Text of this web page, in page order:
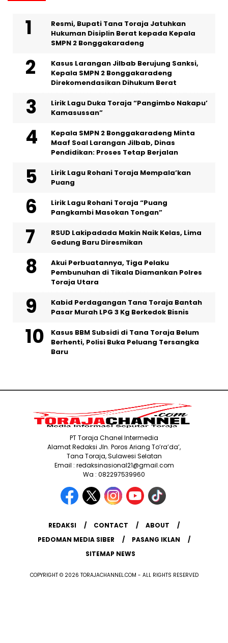
Resmi, Bupati Tana Toraja Jatuhkan
Hukuman Disiplin Berat kepada Kepala
SMPN 2 Bonggakaradeng
Kasus Larangan Jilbab Berujung Sanksi,
Kepala SMPN 2 Bonggakaradeng
Direkomendasikan Dihukum Berat
Lirik Lagu Duka Toraja “Pangimbo Nakapu’
Kamasussan”
Kepala SMPN 2 Bonggakaradeng Minta
Maaf Soal Larangan Jilbab, Dinas
Pendidikan: Proses Tetap Berjalan
Lirik Lagu Rohani Toraja Mempala’kan
Puang
Lirik Lagu Rohani Toraja “Puang
Pangkambi Masokan Tongan”
RSUD Lakipadada Makin Naik Kelas, Lima
Gedung Baru Diresmikan
Akui Perbuatannya, Tiga Pelaku
Pembunuhan di Tikala Diamankan Polres
Toraja Utara
Kabid Perdagangan Tana Toraja Bantah
Pasar Murah LPG 3 Kg Berkedok Bisnis
Kasus BBM Subsidi di Tana Toraja Belum
Berhenti, Polisi Buka Peluang Tersangka
Baru
PT Toraja Chanel Intermedia
Alamat Redaksi Jln. Poros Ariang To’ra’da’,
Tana Toraja, Sulawesi Selatan
Email : redaksinasional21@gmail.com
Wa : 082297539960
REDAKSI CONTACT
ABOUT
PEDOMAN MEDIA SIBER
PASANG IKLAN
SITEMAP NEWS
COPYRIGHT © 2026 TORAJACHANNEL.COM - ALL RIGHTS RESERVED